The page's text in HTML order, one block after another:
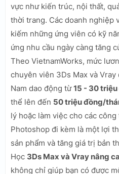
vực như kiến trúc, nội thất,
thời trang. Các doanh nghiệp
kiếm những ứng viên có kỹ
ứng nhu cầu ngày càng tăng
Theo VietnamWorks, mức
chuyên viên 3Ds Max và
Nam dao động từ15 - 30
thể lên đến 50 triệu đồng/
lý hoặc làm việc cho các
Photoshop đi kèm là một lợi
sản phẩm và tăng giá trị bản
Học 3Ds Max và Vray nâng
không chỉ giúp bạn có được